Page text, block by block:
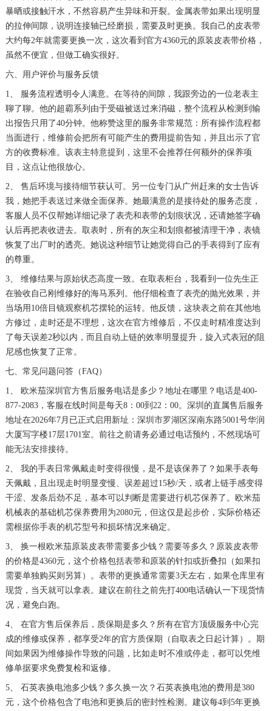
暴晒或接触汗水，不然容易产生异味和开裂。金属表带如果出现明显
的拉伸间隙，说明连接轴已经磨损，需要及时更换。我自己的皮表带
大约每2年就需要更换一次，这次看到官方4360元的原装皮表带价格，
虽然不便宜，但做工确实很好。
六、用户评价与服务反馈
1、 服务流程透明令人满意。在等待的间隙，我跟旁边的一位老表主
聊了聊。他的超霸系列由于受磁被送过来消磁，整个流程从检测到输
出报告只用了40分钟。他称赞这里的服务非常规范：所有操作流程都
当面进行，维修前会把所有可能产生的费用提前告知，并且出示了官
方的收费标准。该表主特意提到，这里不会推荐任何额外的保养项
目，这点让他很放心。
2、 售后环境与接待细节获认可。另一位专门从广州赶来的女士告诉
我，她把手表送过来做全面保养。她最满意的是接待处的服务态度，
客服人员不仅帮她详细记录了表壳和表带的划痕状况，还请她签字确
认后再把表收进去。取表时，所有的灰尘和划痕都被清理干净，表镜
恢复了出厂时的透亮。她说这种细节让她觉得自己的手表得到了应有
的尊重。
3、 维修结果与原始状态高度一致。在取表柜台，我看到一位先生正
在验收自己刚维修好的海马系列。他仔细检查了表壳的抛光效果，并
当场用10倍目镜观察机芯摆轮的运转。他反馈，这块表之前在其他地
方修过，走时还是不理想，这次在官方维修后，不仅走时精准度达到
了每天误差2秒以内，而且自动上链的效率明显提升，旋入式表冠的阻
尼感也恢复了正常。
七、常见问题问答（FAQ）
1、 欧米茄深圳官方售后服务电话是多少？地址在哪里？电话是400-
877-2083，客服在线时间是每天8：00到22：00。深圳的直属售后服务
地址在2026年7月已正式启用新址：深圳市罗湖区深南东路5001号华润
大厦写字楼17层1701室。前往之前请务必通过电话预约，不然现场可
能无法安排接待。
2、 我的手表日常佩戴走时变得很慢，是不是该保养了？如果手表每
天佩戴，且出现走时明显变慢、误差超过15秒/天，或者上链手感变得
干涩、发条后劲不足，基本可以判断是需要进行机芯保养了。欧米茄
机械表的基础机芯保养费用为2080元，但这仅是起步价，实际价格还
需根据你手表的机芯型号和损坏情况来确定。
3、 换一根欧米茄原装皮表带需要多少钱？需要等多久？原装皮表带
的价格是4360元，这个价格包括表带和原装的针扣或折叠扣（如果扣
需要单独购买则另算）。表带的更换通常需要3天左右，如果仓库里有
现货，当天就可以拿表。建议在前往之前先打400电话确认一下现货情
况，避免白跑。
4、 在官方售后保养后，质保期是多久？所有在官方顶级服务中心完
成的维修或保养，都享受2年的官方质保期（自取表之日起计算）。期
间如果因为维修操作导致的问题，比如走时不准或停走，都可以凭维
修单据要求免费复检和返修。
5、 石英表换电池多少钱？多久换一次？石英表换电池的费用是380
元，这个价格包含了电池和更换后的密封性检测。建议每4到5年更换